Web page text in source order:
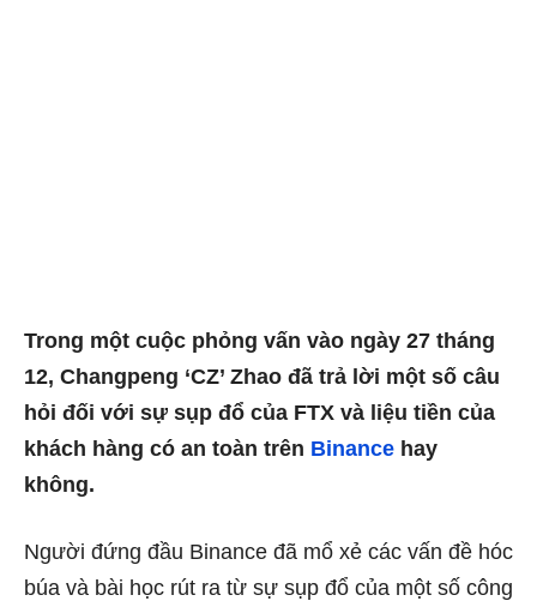
Trong một cuộc phỏng vấn vào ngày 27 tháng
12, Changpeng ‘CZ’ Zhao đã trả lời một số câu
hỏi đối với sự sụp đổ của FTX và liệu tiền của
khách hàng có an toàn trên Binance hay
không.
Người đứng đầu Binance đã mổ xẻ các vấn đề hóc
búa và bài học rút ra từ sự sụp đổ của một số công